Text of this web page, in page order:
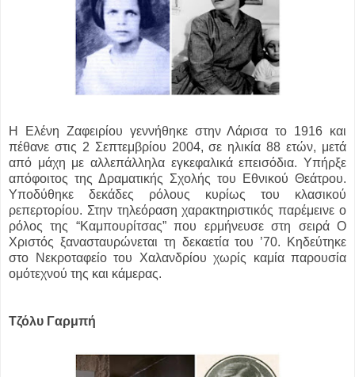
Η Ελένη Ζαφειρίου γεννήθηκε στην Λάρισα το 1916 και
πέθανε στις 2 Σεπτεμβρίου 2004, σε ηλικία 88 ετών, μετά
από μάχη με αλλεπάλληλα εγκεφαλικά επεισόδια. Υπήρξε
απόφοιτος της Δραματικής Σχολής του Εθνικού Θεάτρου.
Υποδύθηκε δεκάδες ρόλους κυρίως του κλασικού
ρεπερτορίου. Στην τηλεόραση χαρακτηριστικός παρέμεινε ο
ρόλος της “Καμπουρίτσας” που ερμήνευσε στη σειρά Ο
Χριστός ξανασταυρώνεται τη δεκαετία του ’70. Κηδεύτηκε
στο Νεκροταφείο του Χαλανδρίου χωρίς καμία παρουσία
ομότεχνού της και κάμερας.
Τζόλυ Γαρμπή